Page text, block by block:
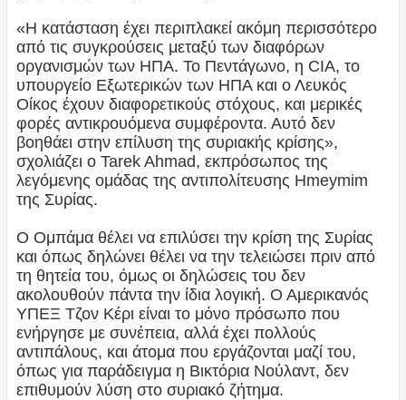
«Η κατάσταση έχει περιπλακεί ακόμη περισσότερο
από τις συγκρούσεις μεταξύ των διαφόρων
οργανισμών των ΗΠΑ. Το Πεντάγωνο, η CIA, το
υπουργείο Εξωτερικών των ΗΠΑ και ο Λευκός
Οίκος έχουν διαφορετικούς στόχους, και μερικές
φορές αντικρουόμενα συμφέροντα. Αυτό δεν
βοηθάει στην επίλυση της συριακής κρίσης»,
σχολιάζει ο Tarek Ahmad, εκπρόσωπος της
λεγόμενης ομάδας της αντιπολίτευσης Hmeymim
της Συρίας.
Ο Ομπάμα θέλει να επιλύσει την κρίση της Συρίας
και όπως δηλώνει θέλει να την τελειώσει πριν από
τη θητεία του, όμως οι δηλώσεις του δεν
ακολουθούν πάντα την ίδια λογική. Ο Αμερικανός
ΥΠΕΞ Τζον Κέρι είναι το μόνο πρόσωπο που
ενήργησε με συνέπεια, αλλά έχει πολλούς
αντιπάλους, και άτομα που εργάζονται μαζί του,
όπως για παράδειγμα η Βικτόρια Νούλαντ, δεν
επιθυμούν λύση στο συριακό ζήτημα.